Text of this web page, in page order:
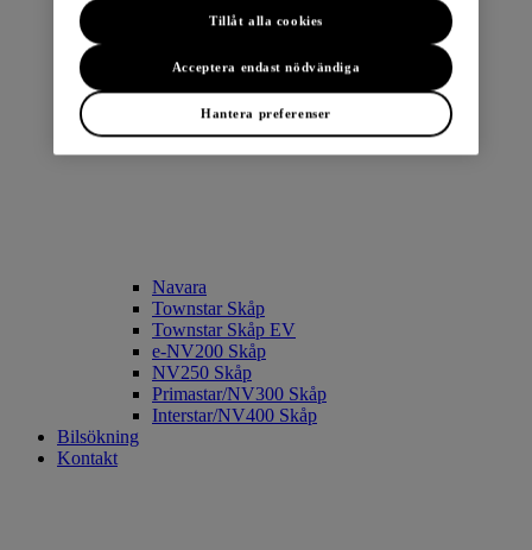
Townstar Skåp EV
Navara
Townstar Skåp
Townstar Skåp EV
e-NV200 Skåp
NV250 Skåp
Primastar/NV300 Skåp
Interstar/NV400 Skåp
Bilsökning
Kontakt
Hantera preferenser
Acceptera endast nödvändiga
Tillåt alla cookies